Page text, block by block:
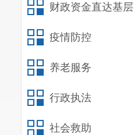
财政资金直达基层
疫情防控
养老服务
行政执法
社会救助